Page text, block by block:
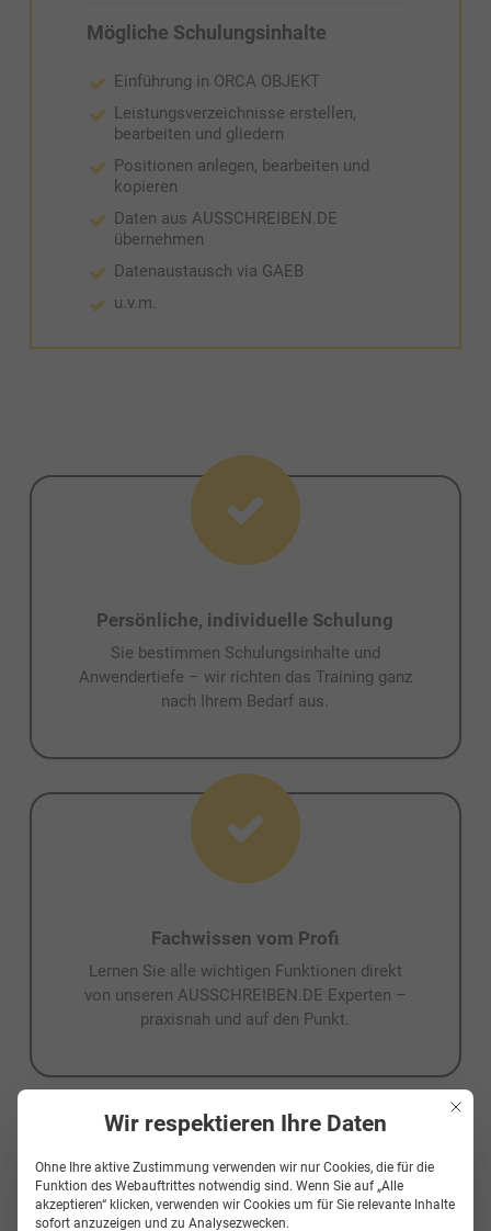
Mögliche Schulungsinhalte
Einführung in ORCA OBJEKT
Leistungsverzeichnisse erstellen,
bearbeiten und gliedern
Positionen anlegen, bearbeiten und
kopieren
Daten aus AUSSCHREIBEN.DE
übernehmen
Datenaustausch via GAEB
u.v.m.
Persönliche, individuelle Schulung
Sie bestimmen Schulungsinhalte und
Anwendertiefe – wir richten das Training ganz
nach Ihrem Bedarf aus.
Fachwissen vom Profi
Lernen Sie alle wichtigen Funktionen direkt
von unseren AUSSCHREIBEN.DE Experten –
praxisnah und auf den Punkt.
Mit
Wir respektieren Ihre Daten
Ohne Ihre aktive Zustimmung verwenden wir nur Cookies, die für die
Funktion des Webauftrittes notwendig sind. Wenn Sie auf „Alle
akzeptieren“ klicken, verwenden wir Cookies um für Sie relevante Inhalte
sofort anzuzeigen und zu Analysezwecken.